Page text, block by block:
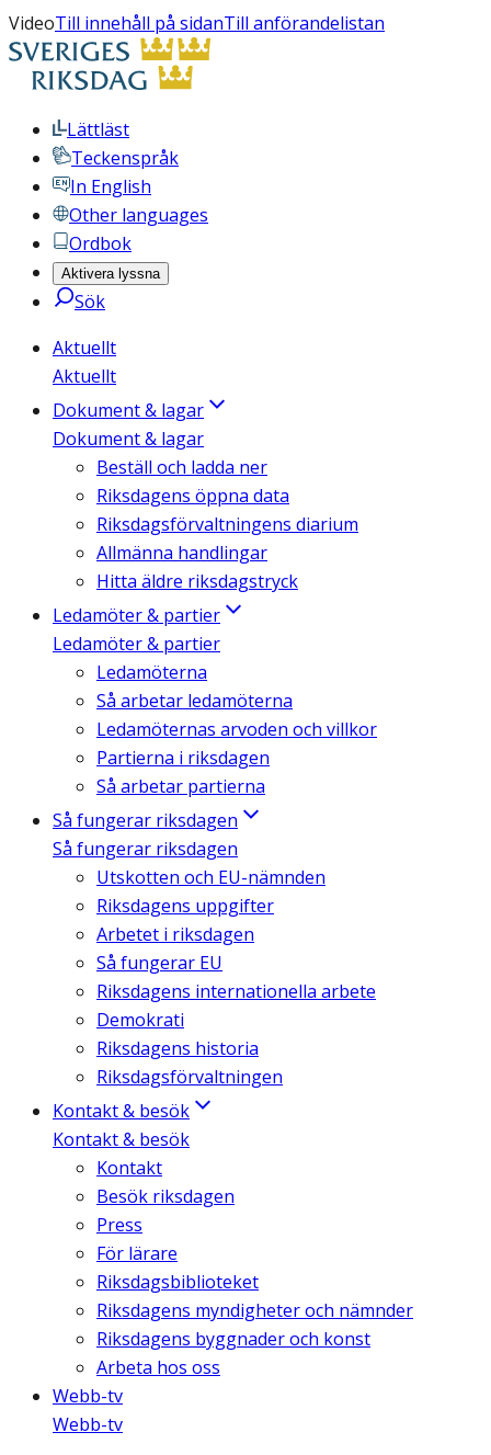
VideoTill innehåll på sidanTill anförandelistan
Lättläst
Teckenspråk
In English
Other languages
Ordbok
Aktivera lyssna
Sök
Aktuellt
Aktuellt
Dokument & lagar
Dokument & lagar
Beställ och ladda ner
Riksdagens öppna data
Riksdagsförvaltningens diarium
Allmänna handlingar
Hitta äldre riksdagstryck
Ledamöter & partier
Ledamöter & partier
Ledamöterna
Så arbetar ledamöterna
Ledamöternas arvoden och villkor
Partierna i riksdagen
Så arbetar partierna
Så fungerar riksdagen
Så fungerar riksdagen
Utskotten och EU-nämnden
Riksdagens uppgifter
Arbetet i riksdagen
Så fungerar EU
Riksdagens internationella arbete
Demokrati
Riksdagens historia
Riksdagsförvaltningen
Kontakt & besök
Kontakt & besök
Kontakt
Besök riksdagen
Press
För lärare
Riksdagsbiblioteket
Riksdagens myndigheter och nämnder
Riksdagens byggnader och konst
Arbeta hos oss
Webb-tv
Webb-tv